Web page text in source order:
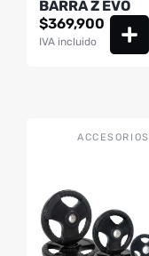
BARRA Z EVO
$369,900
IVA incluido
ACCESORIOS
múltiples
variantes.
Las